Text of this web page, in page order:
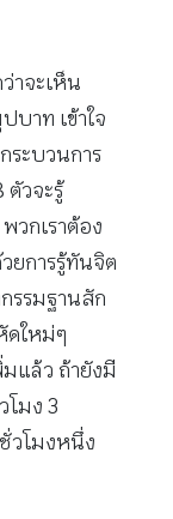
าจะเห็น
บาท เข้าใจ
ระบวนการ
ตัวจะรู้
วกเราต้อง
ยการรู้ทันจิต
รรมฐานสัก
ดใหม่ๆ
แล้ว ถ้ายังมี
โมง 3
วโมงหนึ่ง